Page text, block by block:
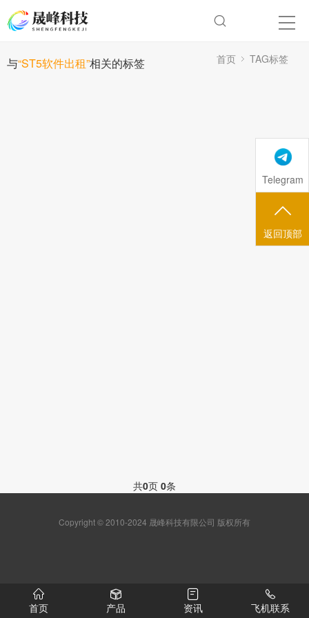
与“ST5软件出租”相关的标签 首页 TAG标签
共0页 0条
Copyright © 2010-2024 晟峰科技有限公司 版权所有
首页 产品 资讯 飞机联系
Telegram
返回顶部